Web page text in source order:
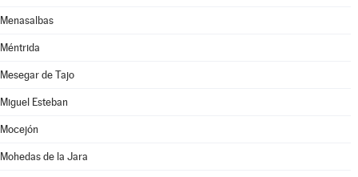
Menasalbas
Méntrida
Mesegar de Tajo
Miguel Esteban
Mocejón
Mohedas de la Jara